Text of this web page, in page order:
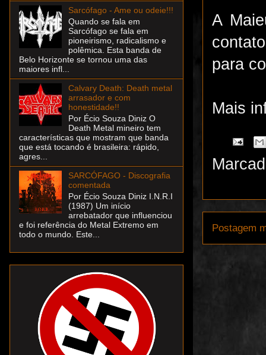
A
para
Mais
Postagem
Sarcófago - Ame ou odeie!!!
Quando se fala em
Sarcófago se fala em
pioneirismo, radicalismo e
polêmica. Esta banda de
Belo Horizonte se tornou uma das
maiores infl...
Calvary Death: Death metal
arrasador e com
honestidade!!
Por Écio Souza Diniz O
Death Metal mineiro tem
características que mostram que banda
que está tocando é brasileira: rápido,
agres...
SARCÓFAGO - Discografia
comentada
Por Écio Souza Diniz I.N.R.I
(1987) Um início
arrebatador que influenciou
e foi referência do Metal Extremo em
todo o mundo. Este...